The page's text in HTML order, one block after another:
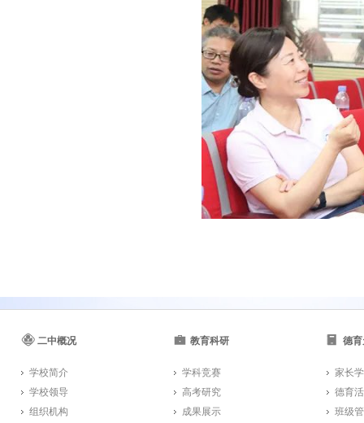
二中概况
学校简介
学校领导
组织机构
教育科研
学科竞赛
高考研究
成果展示
德
家长
德育
班级